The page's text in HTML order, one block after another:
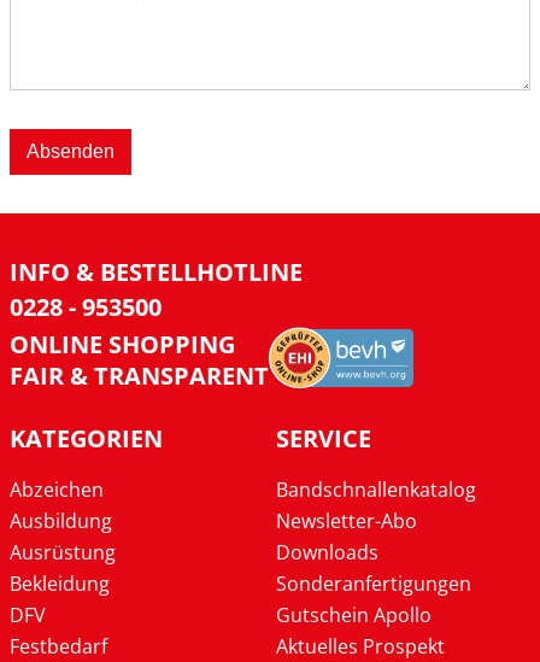
Absenden
INFO & BESTELLHOTLINE
0228 - 953500
ONLINE SHOPPING
FAIR & TRANSPARENT
KATEGORIEN
Abzeichen
Ausbildung
Ausrüstung
Bekleidung
DFV
Festbedarf
SERVICE
Bandschnallenkatalog
Newsletter-Abo
Downloads
Sonderanfertigungen
Gutschein Apollo
Aktuelles Prospekt